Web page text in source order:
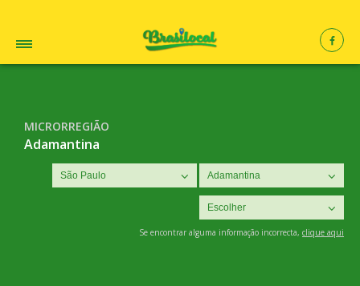
MICRORREGIÃO
Adamantina
Se encontrar alguma informação incorrecta, clique aqui